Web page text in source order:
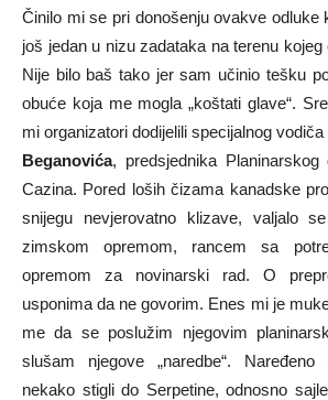
Činilo mi se pri donošenju ovakve odluke
još jedan u nizu zadataka na terenu kojeg
Nije bilo baš tako jer sam učinio tešku
obuće koja me mogla „koštati glave“.
mi organizatori dodijelili specijalnog
Beganovića, predsjednika Planinarskog
Cazina. Pored loših čizama kanadske
snijegu nevjerovatno klizave, valjalo
zimskom opremom, rancem sa
opremom za novinarski rad. O
usponima da ne govorim. Enes mi je
me da se poslužim njegovim
slušam njegove „naredbe“.
nekako stigli do Serpetine, odnosno